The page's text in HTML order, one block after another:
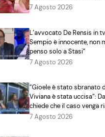
7 Agosto 2026
L’avvocato De Rensis in
Sempio è innocente, non
penso solo a Stasi”
7 Agosto 2026
“Gioele è stato sbranato
Viviana è stata uccisa”:
chiede che il caso venga
7 Agosto 2026